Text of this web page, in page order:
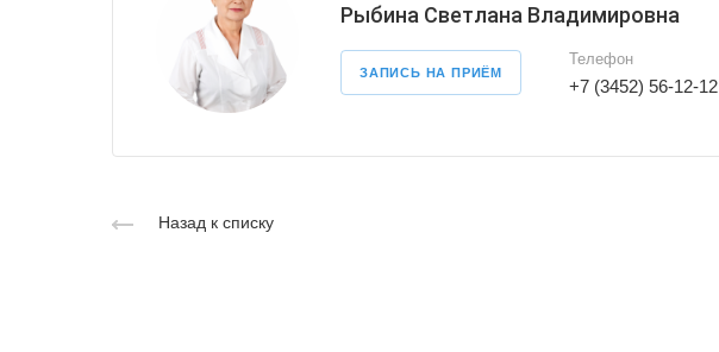
Рыбина Светлана Владимировна
ЗАПИСЬ НА ПРИЁМ
Телефон
+7 (3452) 56-12-12
Назад к списку